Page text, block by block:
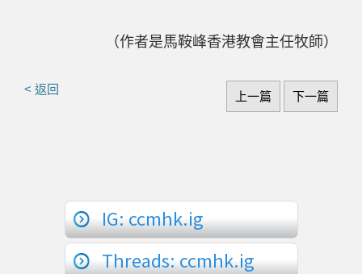
（作者是馬鞍峰香港教會主任牧師）
< 返回
上一篇 下一篇
IG: ccmhk.ig
Threads: ccmhk.ig